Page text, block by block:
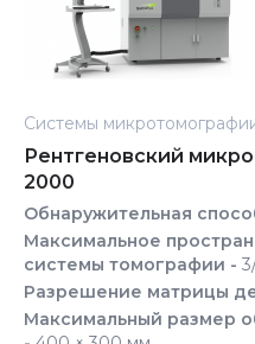
Системы
Рентгеновский
2000
Обнаружительная
Максимальное
системы томографии -
Разрешение матрицы
Максимальный размер